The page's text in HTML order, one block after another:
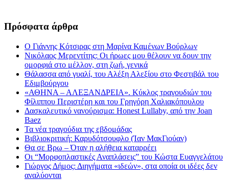
Πρόσφατα άρθρα
Ο Γιάννης Κότσιρας στη Μαρίνα Καμένων Βούρλων
Νικόλαος Μερεντίτης: Οι ήρωες μου θέλουν να δουν την
ομορφιά στο μέλλον, στη ζωή, γενικά
Θάλασσα από γυαλί, του Αλέξη Αλεξίου στο Φεστιβάλ του
Εδιμβούργου
«ΑΘΗΝΑ – ΑΛΕΞΑΝΔΡΕΙΑ». Κύκλος τραγουδιών του
Φίλιππου Περιστέρη και του Γρηγόρη Χαλιακόπουλου
Δασκαλευτικό νανούρισμα: Honest Lullaby, από την Joan
Baez
Τα νέα τραγούδια της εβδομάδας
Βιβλιοκριτική: Καρυδότσουφλο (Ίαν ΜακΓιούαν)
Θα σε Βρω – Όταν η αλήθεια καταρρέει
Οι “Μορφοπλαστικές Αναπλάσεις” του Κώστα Ευαγγελάτου
Γιώργος Δήμος: Διηγήματα «ιδεών», στα οποία οι ιδέες δεν
αναλύονται